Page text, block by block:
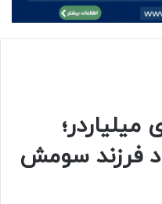
میلیاردر؛
فرزند سومش